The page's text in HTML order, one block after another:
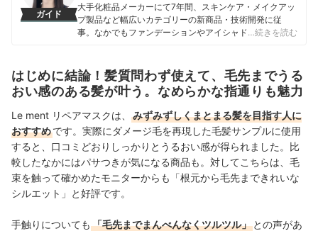
ガイド
大手化粧品メーカーにて7年間、スキンケア・メイクアッ
プ製品など幅広いカテゴリーの新商品・技術開発に従
事。なかでもファンデーションやアイシャドウ、口紅な
1500点以上のコスメを比較検証。開発現場で培った知識
をもとに、成分や処方の背景をふまえながら、専門的な
内容もユーザーにわかりやすく伝えることを大切にしな
がらコンテンツを制作している。
西海友梨恵（Yurie Nishiumi）のプロフィール
…続きを読む
はじめに結論！髪質問わず使えて、毛先までうる
おい感のある髪が叶う。なめらかな指通りも魅力
Le ment リペアマスクは、
みずみずしくまとまる髪を目指す人に
おすすめです。実際にダメージ毛を再現した毛髪サンプルに使用
すると、口コミどおりしっかりとうるおい感が得られました。比
較したなかにはパサつきが気になる商品も。対してこちらは、毛
束を触って確かめたモニターからも「根元から毛先まできれいな
シルエット」と好評です。
手触りについても 「毛先までまんべんなくツルツル」 との声があ